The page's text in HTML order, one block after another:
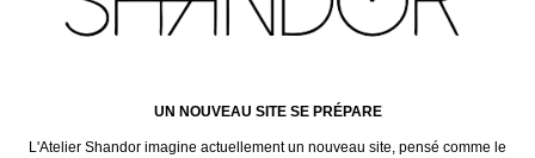
UN NOUVEAU SITE SE PRÉPARE
L'Atelier Shandor imagine actuellement un nouveau site, pensé comme le